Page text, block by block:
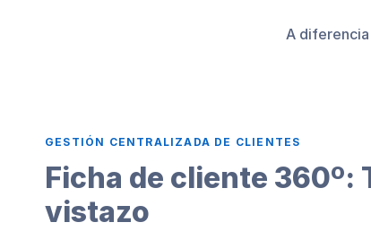
A
GESTIÓN CENTRALIZADA DE CLIENTES
Ficha de cliente 360º:
vistazo